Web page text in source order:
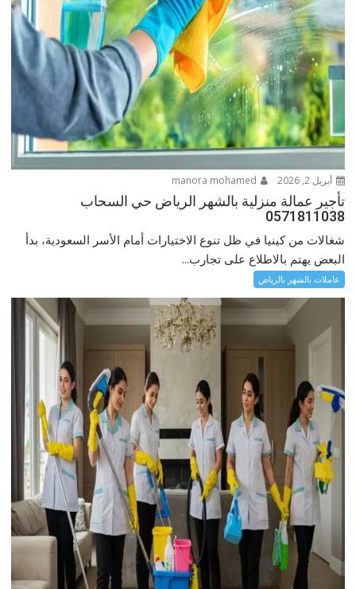
أبريل 2, 2026
تأجير عمالة منزلية بالشهر الرياض حي السحاب
0571811038
شغالات من كينيا في ظل تنوع الاختيارات أمام الأسر السعودية، بدأ
البعض يهتم بالاطلاع على تجارب...
عاملات بالشهر بالرياض